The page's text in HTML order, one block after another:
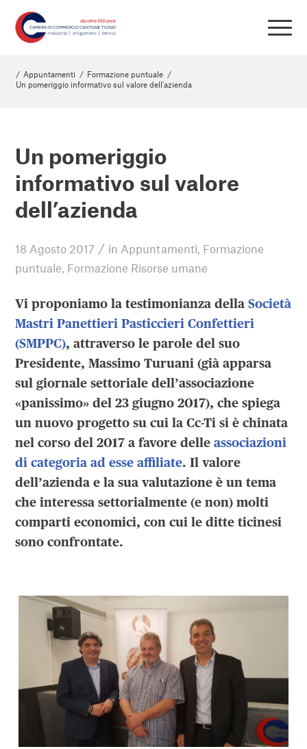
/ Appuntamenti / Formazione puntuale /
Un pomeriggio informativo sul valore dell’azienda
Un pomeriggio
informativo sul valore
dell’azienda
18 Agosto 2017 / in Appuntamenti, Formazione
puntuale, Formazione Risorse umane
Vi proponiamo la testimonianza dellaSocietà
Mastri Panettieri Pasticcieri Confettieri
(SMPPC), attraverso le parole del suo
Presidente, Massimo Turuani (già apparsa
sul giornale settoriale dell’associazione
«panissimo» del 23 giugno 2017), che spiega
un nuovo progetto su cui la Cc-Ti si è chinata
nel corso del 2017 a favore delleassociazioni
di categoria ad esse affiliate. Il valore
dell’azienda e la sua valutazione è un tema
che interessa settorialmente (e non) molti
comparti economici, con cui le ditte ticinesi
sono confrontate.